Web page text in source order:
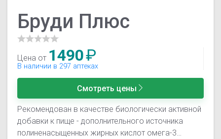
Бруди Плюс
Цена от 1490₽
В наличии в 297 аптеках
Смотреть цены
Рекомендован в качестве биологически активной
добавки к пище - дополнительного источника
полиненасыщенных жирных кислот омега-3